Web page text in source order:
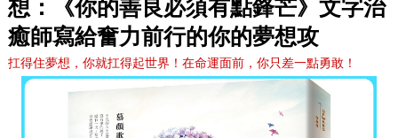
想：《你的善良必須有點鋒芒》文字治
癒師寫給奮力前行的你的夢想攻
扛得住夢想，你就扛得起世界！在命運面前，你只差一點勇敢！